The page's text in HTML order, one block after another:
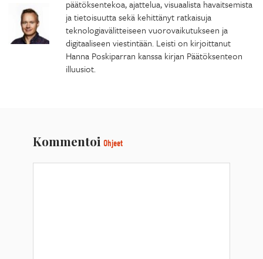
päätöksentekoa, ajattelua, visuaalista havaitsemista
ja tietoisuutta sekä kehittänyt ratkaisuja
teknologiavälitteiseen vuorovaikutukseen ja
digitaaliseen viestintään. Leisti on kirjoittanut
Hanna Poskiparran kanssa kirjan Päätöksenteon
illuusiot.
Kommentoi Ohjeet